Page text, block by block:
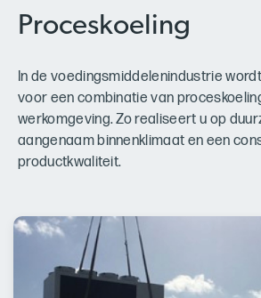
Proceskoeling
In de voedingsmiddelenindustrie
voor een combinatie van
werkomgeving. Zo realiseert u op
aangenaam binnenklimaat en een
productkwaliteit.